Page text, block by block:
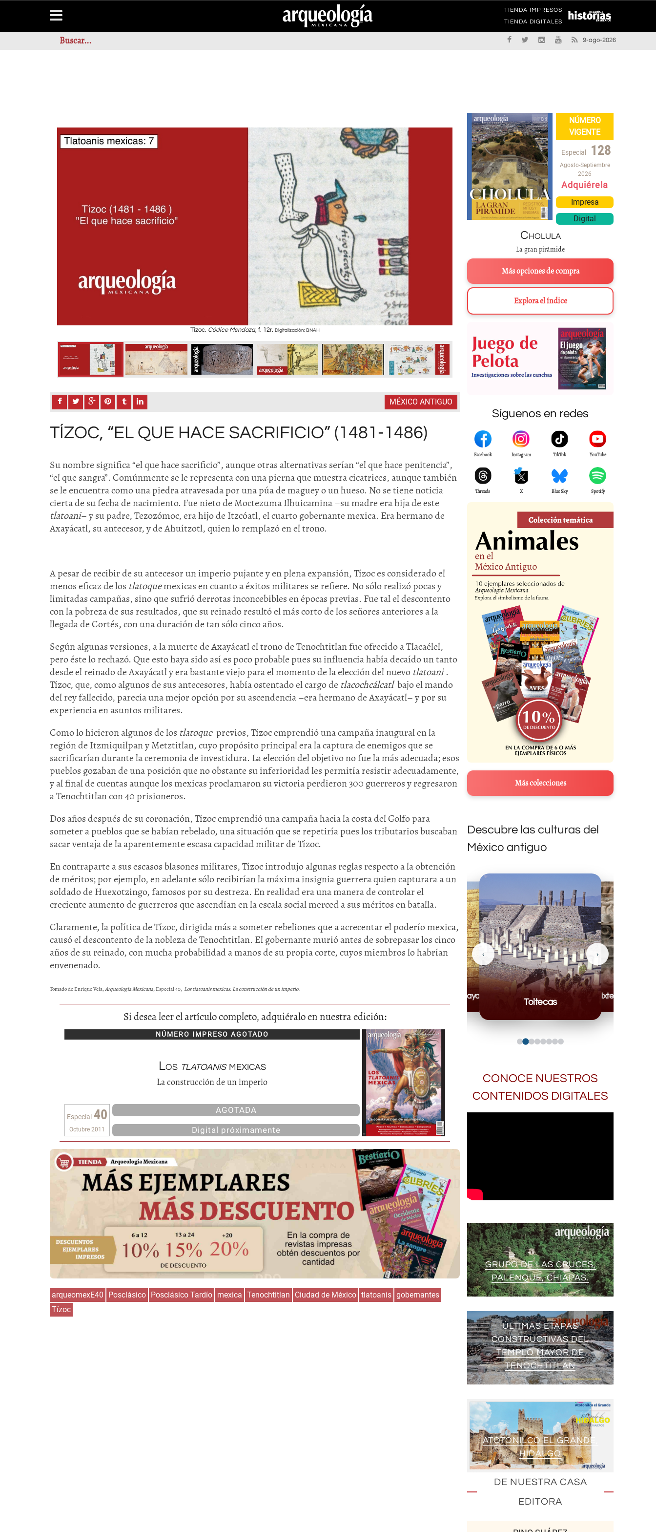
TIENDA IMPRESOS
TIENDA DIGITALES
9-ago-2026
Tízoc. Códice Mendoza, f. 12r. Digitalización: BNAH Acontecimientos durante el breve reinado de Tízoc
utilizado en la construcción, y un muro con el glifo de Tenochtitlan
MÉXICO ANTIGUO
TÍZOC, “EL QUE HACE SACRIFICIO” (1481-1486)
Su nombre significa “el que hace sacrificio”, aunque otras alternativas serían “el que hace penitencia”,
“el que sangra”. Comúnmente se le representa con una pierna que muestra cicatrices, aunque también
se le encuentra como una piedra atravesada por una púa de maguey o un hueso. No se tiene noticia
cierta de su fecha de nacimiento. Fue nieto de Moctezuma Ilhuicamina –su madre era hija de este
tlatoani– y su padre, Tezozómoc, era hijo de Itzcóatl, el cuarto gobernante mexica. Era hermano de
Axayácatl, su antecesor, y de Ahuítzotl, quien lo remplazó en el trono.
A pesar de recibir de su antecesor un imperio pujante y en plena expansión, Tízoc es considerado el
menos eficaz de los tlatoquemexicas en cuanto a éxitos militares se refiere. No sólo realizó pocas y
limitadas campañas, sino que sufrió derrotas inconcebibles en épocas previas. Fue tal el descontento
con la pobreza de sus resultados, que su reinado resultó el más corto de los señores anteriores a la
llegada de Cortés, con una duración de tan sólo cinco años.
Según algunas versiones, a la muerte de Axayácatl el trono de Tenochtitlan fue ofrecido a Tlacaélel,
pero éste lo rechazó. Que esto haya sido así es poco probable pues su influencia había decaído un tanto
desde el reinado de Axayácatl y era bastante viejo para el momento de la elección del nuevo tlatoani.
Tízoc, que, como algunos de sus antecesores, había ostentado el cargo de tlacochcálcatlbajo el mando
del rey fallecido, parecía una mejor opción por su ascendencia –era hermano de Axayácatl– y por su
experiencia en asuntos militares.
Como lo hicieron algunos de los tlatoqueprevios, Tízoc emprendió una campaña inaugural en la
región de Itzmiquilpan y Metztitlan, cuyo propósito principal era la captura de enemigos que se
sacrificarían durante la ceremonia de investidura. La elección del objetivo no fue la más adecuada; esos
pueblos gozaban de una posición que no obstante su inferioridad les permitía resistir adecuadamente,
y al final de cuentas aunque los mexicas proclamaron su victoria perdieron 300 guerreros y regresaron
a Tenochtitlan con 40 prisioneros.
Dos años después de su coronación, Tízoc emprendió una campaña hacia la costa del Golfo para
someter a pueblos que se habían rebelado, una situación que se repetiría pues los tributarios buscaban
sacar ventaja de la aparentemente escasa capacidad militar de Tízoc.
En contraparte a sus escasos blasones militares, Tízoc introdujo algunas reglas respecto a la obtención
de méritos; por ejemplo, en adelante sólo recibirían la máxima insignia guerrera quien capturara a un
soldado de Huexotzingo, famosos por su destreza. En realidad era una manera de controlar el
creciente aumento de guerreros que ascendían en la escala social merced a sus méritos en batalla.
Claramente, la política de Tízoc, dirigida más a someter rebeliones que a acrecentar el poderío mexica,
causó el descontento de la nobleza de Tenochtitlan. El gobernante murió antes de sobrepasar los cinco
años de su reinado, con mucha probabilidad a manos de su propia corte, cuyos miembros lo habrían
envenenado.
Tomado de Enrique Vela,Arqueología Mexicana, Especial 40, Los tlatoanis mexicas. La construcción de un imperio.
Si desea leer el artículo completo, adquiéralo en nuestra edición:
NÚMERO IMPRESO AGOTADO
Los tlatoanismexicas
La construcción de un imperio
Especial 40
Octubre 2011
AGOTADA
Digital próximamente
arqueomexE40 Posclásico Posclásico Tardío mexica Tenochtitlan Ciudad de México tlatoanis gobernantes
Tízoc
NÚMERO
VIGENTE
Especial 128
Agosto-Septiembre
2026
Adquiérela
Impresa
Digital
Cholula
La gran pirámide
Más opciones de compra
Explora el índice
Síguenos en redes
Facebook Instagram TikTok YouTube
Threads X Blue Sky Spotify
Más colecciones
Descubre las culturas del
México antiguo
Mayas
Toltecas
Mixteca
‹ ›
CONOCE NUESTROS
CONTENIDOS DIGITALES
GRUPO DE LAS CRUCES,
PALENQUE, CHIAPAS.
ÚLTIMAS ETAPAS
CONSTRUCTIVAS DEL
TEMPLO MAYOR DE
TENOCHTITLAN
ATOTONILCO EL GRANDE,
HIDALGO
DE NUESTRA CASA
EDITORA